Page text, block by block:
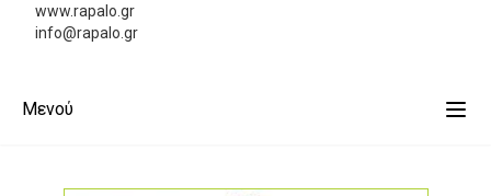
www.rapalo.gr
info@rapalo.gr
Μενού